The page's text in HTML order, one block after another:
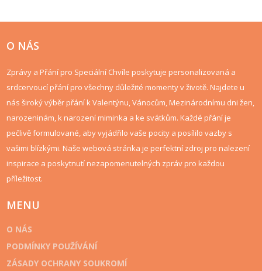
O NÁS
Zprávy a Přání pro Speciální Chvíle poskytuje personalizovaná a
srdcervoucí přání pro všechny důležité momenty v životě. Najdete u
nás široký výběr přání k Valentýnu, Vánocům, Mezinárodnímu dni žen,
narozeninám, k narození miminka a ke svátkům. Každé přání je
pečlivě formulované, aby vyjádřilo vaše pocity a posílilo vazby s
vašimi blízkými. Naše webová stránka je perfektní zdroj pro nalezení
inspirace a poskytnutí nezapomenutelných zpráv pro každou
příležitost.
MENU
O NÁS
PODMÍNKY POUŽÍVÁNÍ
ZÁSADY OCHRANY SOUKROMÍ